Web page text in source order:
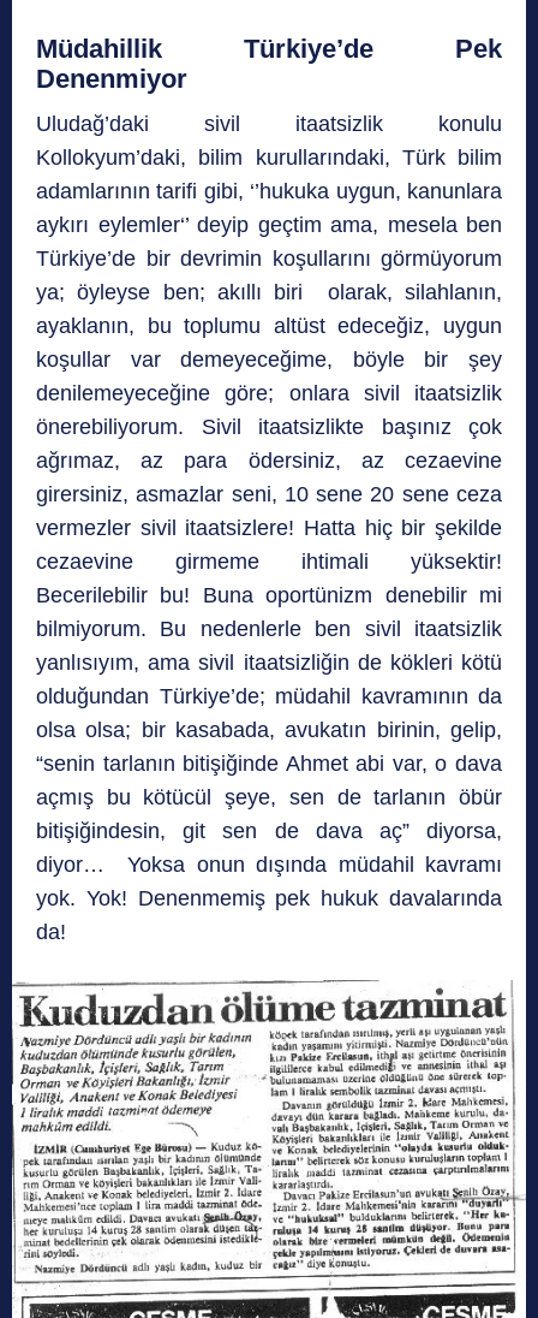
Müdahillik Türkiye’de Pek
Denenmiyor
Uludağ’daki sivil itaatsizlik konulu
Kollokyum’daki, bilim kurullarındaki, Türk bilim
adamlarının tarifi gibi, ‘’hukuka uygun, kanunlara
aykırı eylemler‘’ deyip geçtim ama, mesela ben
Türkiye’de bir devrimin koşullarını görmüyorum
ya; öyleyse ben; akıllı biri olarak, silahlanın,
ayaklanın, bu toplumu altüst edeceğiz, uygun
koşullar var demeyeceğime, böyle bir şey
denilemeyeceğine göre; onlara sivil itaatsizlik
önerebiliyorum. Sivil itaatsizlikte başınız çok
ağrımaz, az para ödersiniz, az cezaevine
girersiniz, asmazlar seni, 10 sene 20 sene ceza
vermezler sivil itaatsizlere! Hatta hiç bir şekilde
cezaevine girmeme ihtimali yüksektir!
Becerilebilir bu! Buna oportünizm denebilir mi
bilmiyorum. Bu nedenlerle ben sivil itaatsizlik
yanlısıyım, ama sivil itaatsizliğin de kökleri kötü
olduğundan Türkiye’de; müdahil kavramının da
olsa olsa; bir kasabada, avukatın birinin, gelip,
“senin tarlanın bitişiğinde Ahmet abi var, o dava
açmış bu kötücül şeye, sen de tarlanın öbür
bitişiğindesin, git sen de dava aç” diyorsa,
diyor… Yoksa onun dışında müdahil kavramı
yok. Yok! Denenmemiş pek hukuk davalarında
da!